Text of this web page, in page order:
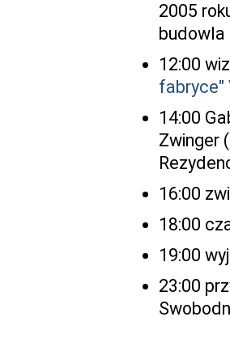
2005
budowla
12:00
fabryce"
14:00
Zwinger
16:00
18:00
19:00
23:00